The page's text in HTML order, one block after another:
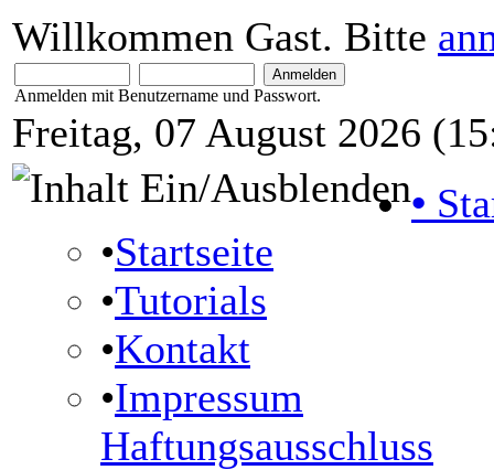
Willkommen Gast. Bitte
Anmelden mit Benutzername und Passwort.
Freitag, 07 August 2026
•
•Startseite
•Tutorials
•Kontakt
•Impressum
Haftungsausschluss